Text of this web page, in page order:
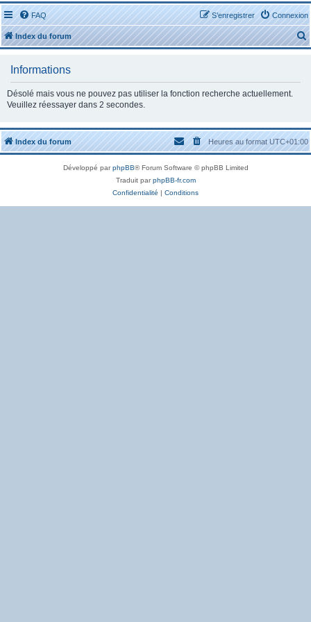
FAQ Connexion
S’enregistrer
Index du forum
e
c
h
Informations
Désolé mais vous ne pouvez pas utiliser la fonction recherche actuellement.
Veuillez réessayer dans 2 secondes.
Index du forum Heures au formatUTC+01:00
Développé parphpBB® Forum Software © phpBB Limited
Traduit parphpBB-fr.com
Confidentialité | Conditions